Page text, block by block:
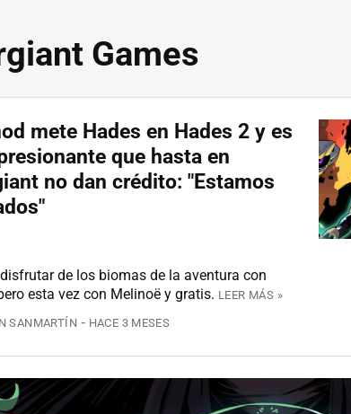
Games
mete Hades en Hades 2 y es
que hasta en
no dan crédito: "Estamos
de los biomas de la aventura con
esta vez con Melinoë y gratis. LEER MÁS »
SANMARTÍN HACE 3 MESES